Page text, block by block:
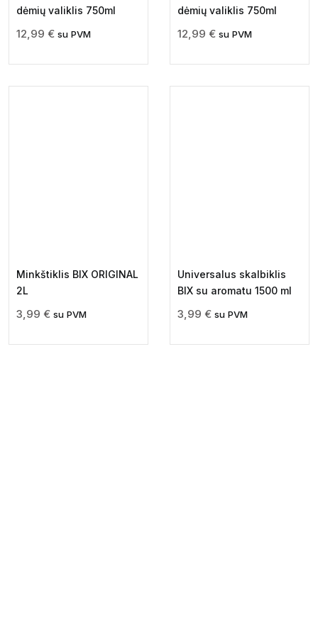
dėmių valiklis 750ml
12,99 € su PVM
dėmių valiklis 750ml
12,99 € su PVM
Minkštiklis BIX ORIGINAL
2L
3,99 € su PVM
Universalus skalbiklis
BIX su aromatu 1500 ml
3,99 € su PVM